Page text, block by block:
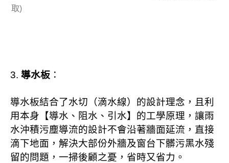
取)
3. 導水板 ：
導水板結合了水切（滴水線）的設計理念，且利
用本身【導水、阻水、引水】的工學原理，讓雨
水沖積污塵導流的設計不會沿著牆面延流，直接
滴下地面，解決大部份外牆及窗台下髒污黑水殘
留的問題，一掃後顧之憂，省時又省力。